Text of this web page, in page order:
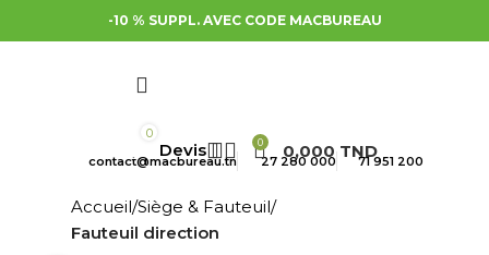
-10 % SUPPL. AVEC CODE MACBUREAU
0
0 0,000TND
contact@macbureau.tn 27 280 000 71 951 200
Accueil Siège & Fauteuil
Fauteuil direction